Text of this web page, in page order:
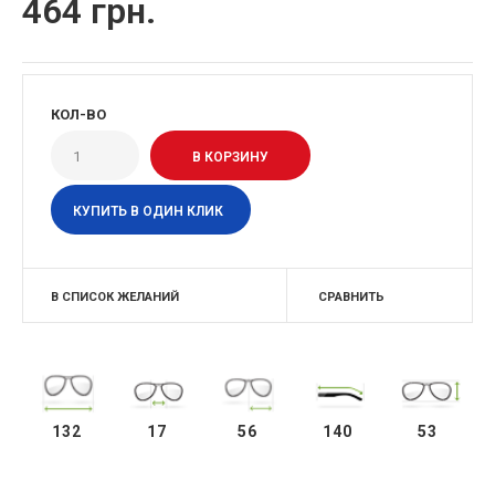
464 грн.
КОЛ-ВО
КУПИТЬ В ОДИН КЛИК
В СПИСОК ЖЕЛАНИЙ СРАВНИТЬ
132 17 56 140 53